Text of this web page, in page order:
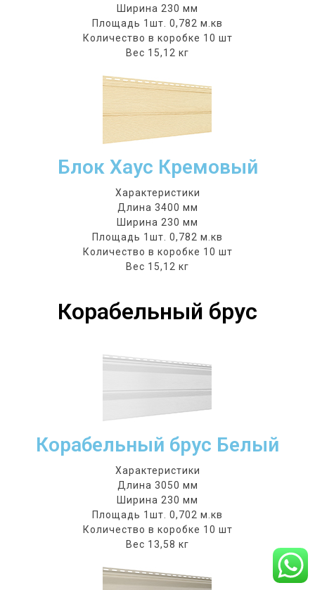
Ширина 230 мм
Площадь 1шт. 0,782 м.кв
Количество в коробке 10 шт
Вес 15,12 кг
Блок Хаус Кремовый
Характеристики
Длина 3400 мм
Ширина 230 мм
Площадь 1шт. 0,782 м.кв
Количество в коробке 10 шт
Вес 15,12 кг
Корабельный брус
Корабельный брус Белый
Характеристики
Длина 3050 мм
Ширина 230 мм
Площадь 1шт. 0,702 м.кв
Количество в коробке 10 шт
Вес 13,58 кг